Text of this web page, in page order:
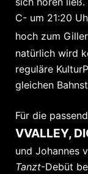
C- um 21:20
hoch zum
natürlich wird
reguläre
gleichen
Für die
VVALLEY,
und Johannes
Tanzt-Debüt